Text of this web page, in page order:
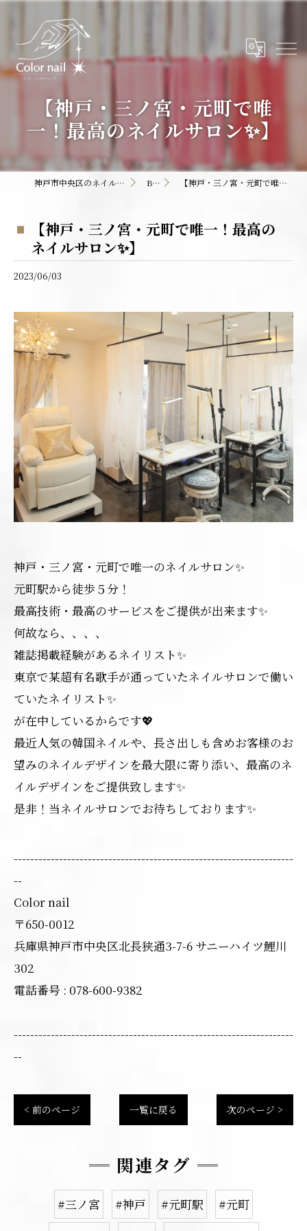
【神戸・三ノ宮・元町で唯
一！最高のネイルサロン✨】
神戸市中央区のネイルサロンならColor nail BLOG 【神戸・三ノ宮・元町で唯一！最高のネイルサロン✨】
【神戸・三ノ宮・元町で唯一！最高の
ネイルサロン✨】
2023/06/03
神戸・三ノ宮・元町で唯一のネイルサロン✨
元町駅から徒歩５分！
最高技術・最高のサービスをご提供が出来ます✨
何故なら、、、、
雑誌掲載経験があるネイリスト✨
東京で某超有名歌手が通っていたネイルサロンで働い
ていたネイリスト✨
が在中しているからです💖
最近人気の韓国ネイルや、長さ出しも含めお客様のお
望みのネイルデザインを最大限に寄り添い、最高のネ
イルデザインをご提供致します✨
是非！当ネイルサロンでお待ちしております✨
--------------------------------------------------------------------
--
Color nail
〒650-0012
兵庫県神戸市中央区北長狭通3-7-6 サニーハイツ鯉川
302
電話番号 : 078-600-9382
--------------------------------------------------------------------
--
< 前のページ 一覧に戻る 次のページ >
関連タグ
#三ノ宮 #神戸 #元町駅
#元町